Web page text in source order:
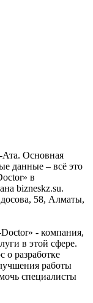
Ата. Основная
данные – всё это
в
bizneskz.su.
58, Алматы,
- компания,
в этой сфере.
о разработке
работы
специалисты